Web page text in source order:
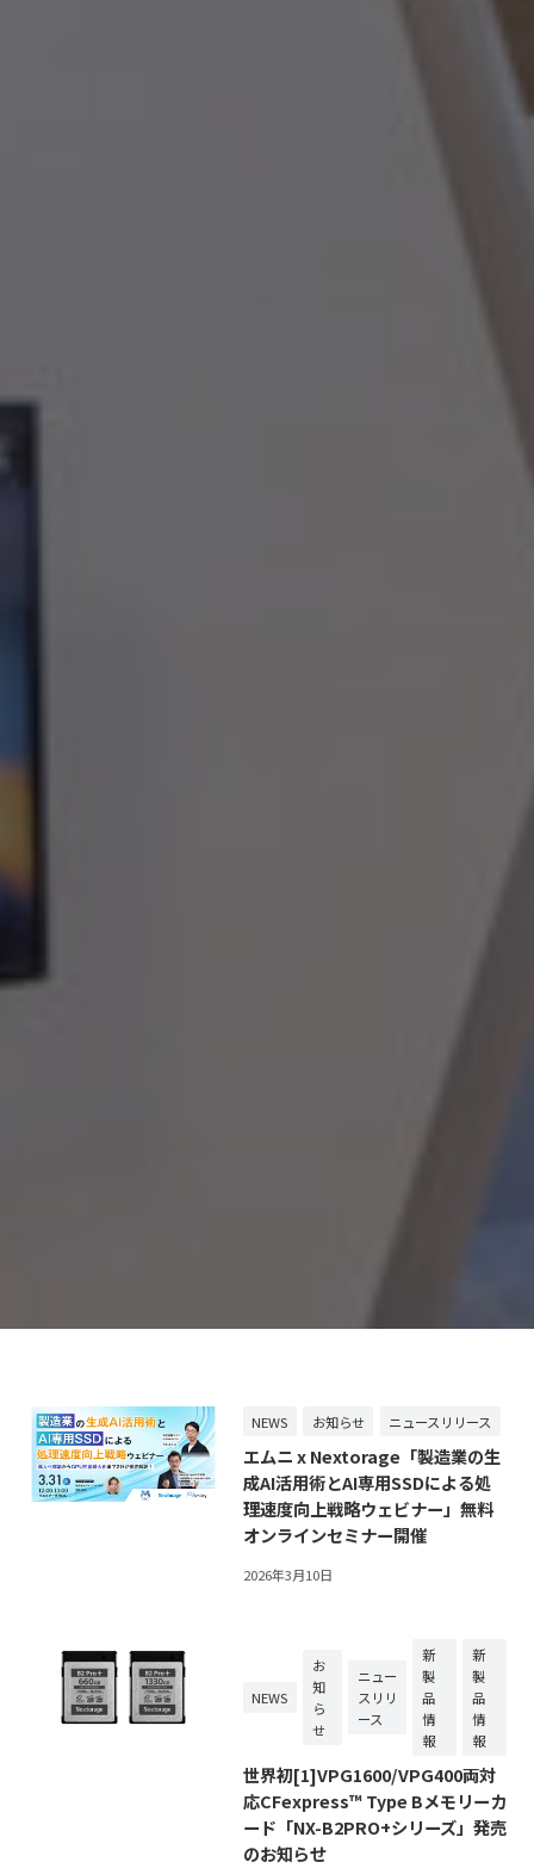
NEWS お知らせ ニュースリリース
エムニ x Nextorage「製造業の生
成AI活用術とAI専用SSDによる処
理速度向上戦略ウェビナー」無料
オンラインセミナー開催
2026年3月10日
NEWS
お
知
ら
せ
ニュー
スリリ
ース
新
製
品
情
報
新
製
品
情
報
世界初[1]VPG1600/VPG400両対
応CFexpress™ Type Bメモリーカ
ード「NX-B2PRO+シリーズ」発売
のお知らせ